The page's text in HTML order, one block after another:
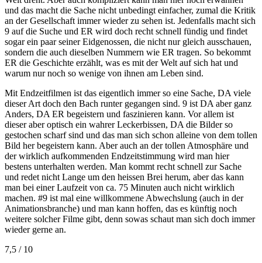
und das macht die Sache nicht unbedingt einfacher, zumal die Kritik
an der Gesellschaft immer wieder zu sehen ist. Jedenfalls macht sich
9 auf die Suche und ER wird doch recht schnell fündig und findet
sogar ein paar seiner Eidgenossen, die nicht nur gleich ausschauen,
sondern die auch dieselben Nummern wie ER tragen. So bekommt
ER die Geschichte erzählt, was es mit der Welt auf sich hat und
warum nur noch so wenige von ihnen am Leben sind.
Mit Endzeitfilmen ist das eigentlich immer so eine Sache, DA viele
dieser Art doch den Bach runter gegangen sind. 9 ist DA aber ganz
Anders, DA ER begeistern und faszinieren kann. Vor allem ist
dieser aber optisch ein wahrer Leckerbissen, DA die Bilder so
gestochen scharf sind und das man sich schon alleine von dem tollen
Bild her begeistern kann. Aber auch an der tollen Atmosphäre und
der wirklich aufkommenden Endzeitstimmung wird man hier
bestens unterhalten werden. Man kommt recht schnell zur Sache
und redet nicht Lange um den heissen Brei herum, aber das kann
man bei einer Laufzeit von ca. 75 Minuten auch nicht wirklich
machen. #9 ist mal eine willkommene Abwechslung (auch in der
Animationsbranche) und man kann hoffen, das es künftig noch
weitere solcher Filme gibt, denn sowas schaut man sich doch immer
wieder gerne an.
7,5 / 10